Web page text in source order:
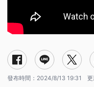
發布時間： 2024/8/13 19:31 更